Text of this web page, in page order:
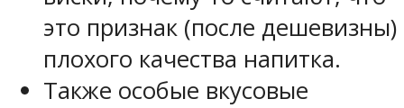
это признак (после дешевизны)
плохого качества напитка.
Также особые вкусовые